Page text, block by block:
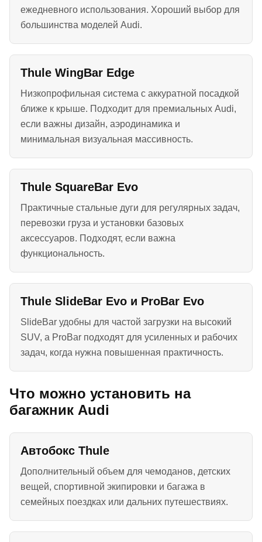
ежедневного использования. Хороший выбор для
большинства моделей Audi.
Thule WingBar Edge
Низкопрофильная система с аккуратной посадкой
ближе к крыше. Подходит для премиальных Audi,
если важны дизайн, аэродинамика и
минимальная визуальная массивность.
Thule SquareBar Evo
Практичные стальные дуги для регулярных задач,
перевозки груза и установки базовых
аксессуаров. Подходят, если важна
функциональность.
Thule SlideBar Evo и ProBar Evo
SlideBar удобны для частой загрузки на высокий
SUV, а ProBar подходят для усиленных и рабочих
задач, когда нужна повышенная практичность.
Что можно установить на
багажник Audi
Автобокс Thule
Дополнительный объем для чемоданов, детских
вещей, спортивной экипировки и багажа в
семейных поездках или дальних путешествиях.